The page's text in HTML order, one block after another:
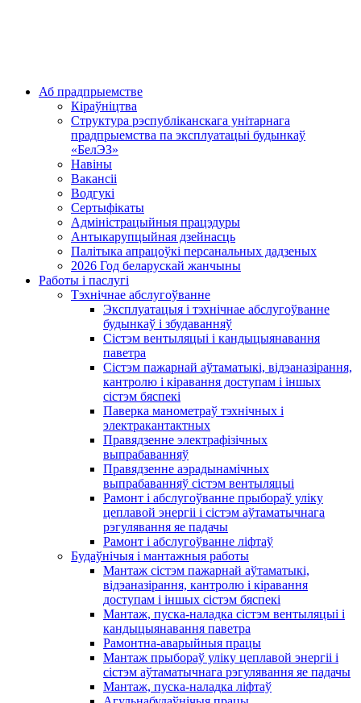
Аб прадпрыемстве
Кіраўніцтва
Структура рэспубліканскага унітарнага
прадпрыемства па эксплуатацыі будынкаў
«БелЭЗ»
Навіны
Вакансіі
Водгукі
Сертыфікаты
Адміністрацыйныя працэдуры
Антыкарупцыйная дзейнасць
Палітыка апрацоўкі персанальных дадзеных
2026 Год беларускай жанчыны
Работы і паслугі
Тэхнічнае абслугоўванне
Эксплуатацыя і тэхнічнае абслугоўванне
будынкаў і збудаванняў
Сістэм вентыляцыі і кандыцыянавання
паветра
Сістэм пажарнай аўтаматыкі, відэаназірання,
кантролю і кіравання доступам і іншых
сістэм бяспекі
Паверка манометраў тэхнічных і
электракантактных
Правядзенне электрафізічных
выпрабаванняў
Правядзенне аэрадынамічных
выпрабаванняў сістэм вентыляцыі
Рамонт і абслугоўванне прыбораў уліку
цеплавой энергіі і сістэм аўтаматычнага
рэгулявання яе падачы
Рамонт і абслугоўванне ліфтаў
Будаўнічыя і мантажныя работы
Мантаж сістэм пажарнай аўтаматыкі,
відэаназірання, кантролю і кіравання
доступам і іншых сістэм бяспекі
Мантаж, пуска-наладка сістэм вентыляцыі і
кандыцыянавання паветра
Рамонтна-аварыйныя працы
Мантаж прыбораў уліку цеплавой энергіі і
сістэм аўтаматычнага рэгулявання яе падачы
Мантаж, пуска-наладка ліфтаў